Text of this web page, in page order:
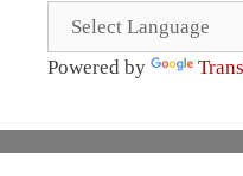
Powered by